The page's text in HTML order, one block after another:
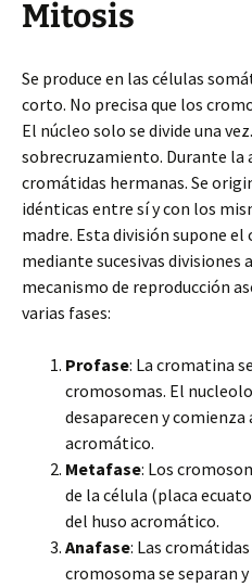
Mitosis
Se produce en las células
corto. No precisa que los
El núcleo solo se divide una
sobrecruzamiento. Durante la
cromátidas hermanas. Se
idénticas entre sí y con los
madre. Esta división supone
mediante sucesivas divisiones
mecanismo de reproducción
varias fases:
Profase: La cromatina
cromosomas. El
desaparecen y
acromático.
Metafase: Los
de la célula (placa
del huso acromático.
Anafase: Las
cromosoma se separan